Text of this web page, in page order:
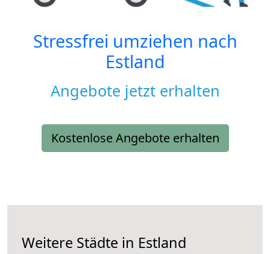
Stressfrei umziehen nach
Estland
Angebote jetzt erhalten
Kostenlose Angebote erhalten
Weitere Städte in Estland